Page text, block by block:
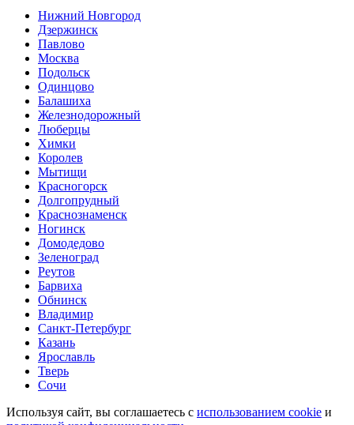
Нижний Новгород
Дзержинск
Павлово
Москва
Подольск
Одинцово
Балашиха
Железнодорожный
Люберцы
Химки
Королев
Мытищи
Красногорск
Долгопрудный
Краснознаменск
Ногинск
Домодедово
Зеленоград
Реутов
Барвиха
Обнинск
Владимир
Санкт-Петербург
Казань
Ярославль
Тверь
Сочи
Используя сайт, вы соглашаетесь с использованием cookie и